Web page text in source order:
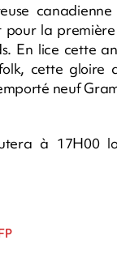
la première
En lice cette
cette gloire
neuf
à 17H00